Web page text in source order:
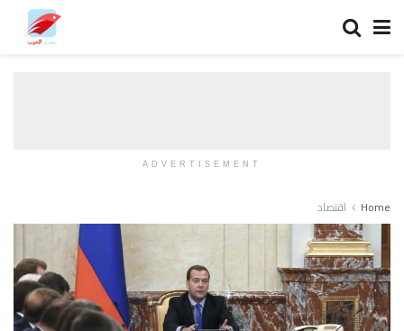
ADVERTISEMENT
Home اقتصاد